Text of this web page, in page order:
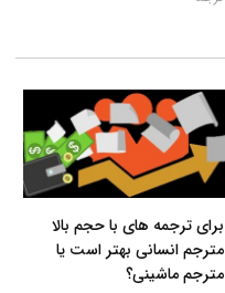
برای ترجمه های با حجم بالا
مترجم انسانی بهتر است یا
مترجم ماشینی؟